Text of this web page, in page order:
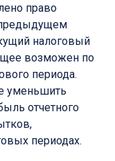
право
предыдущем
налоговый
возможен по
периода.
уменьшить
отчетного
периодах.